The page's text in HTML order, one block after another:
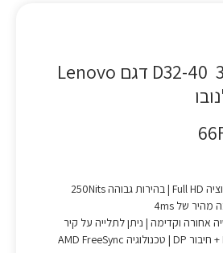
מסך מחשב "32 D32-40 דגם Lenovo
אחורה וקדימה | ניתן לתלייה על קיר